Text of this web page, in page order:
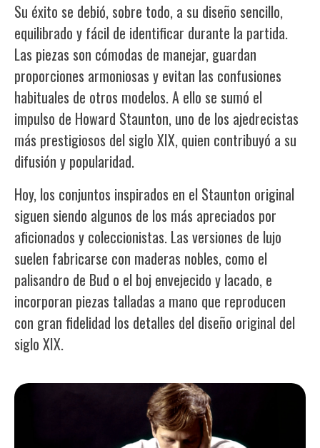
Su éxito se debió, sobre todo, a su diseño sencillo,
equilibrado y fácil de identificar durante la partida.
Las piezas son cómodas de manejar, guardan
proporciones armoniosas y evitan las confusiones
habituales de otros modelos. A ello se sumó el
impulso de Howard Staunton, uno de los ajedrecistas
más prestigiosos del siglo XIX, quien contribuyó a su
difusión y popularidad.
Hoy, los conjuntos inspirados en el Staunton original
siguen siendo algunos de los más apreciados por
aficionados y coleccionistas. Las versiones de lujo
suelen fabricarse con maderas nobles, como el
palisandro de Bud o el boj envejecido y lacado, e
incorporan piezas talladas a mano que reproducen
con gran fidelidad los detalles del diseño original del
siglo XIX.